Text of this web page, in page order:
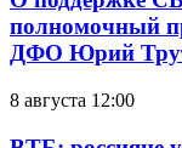
полномочный
ДФО Юрий
8 августа 12:00